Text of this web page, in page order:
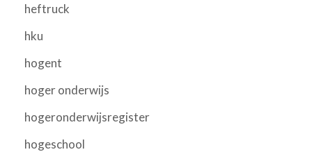
heftruck
hku
hogent
hoger onderwijs
hogeronderwijsregister
hogeschool